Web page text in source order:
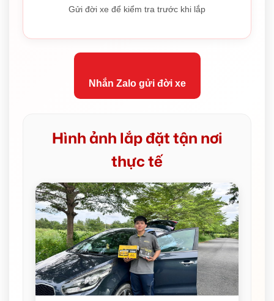
Gửi đời xe để kiểm tra trước khi lắp
Nhắn Zalo gửi đời xe
Hình ảnh lắp đặt tận nơi
thực tế